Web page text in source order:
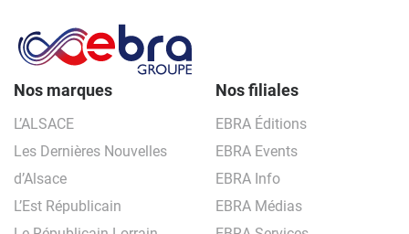
Nos marques
L’ALSACE
Les Dernières Nouvelles
d’Alsace
L’Est Républicain
Nos filiales
EBRA Éditions
EBRA Events
EBRA Info
EBRA Médias